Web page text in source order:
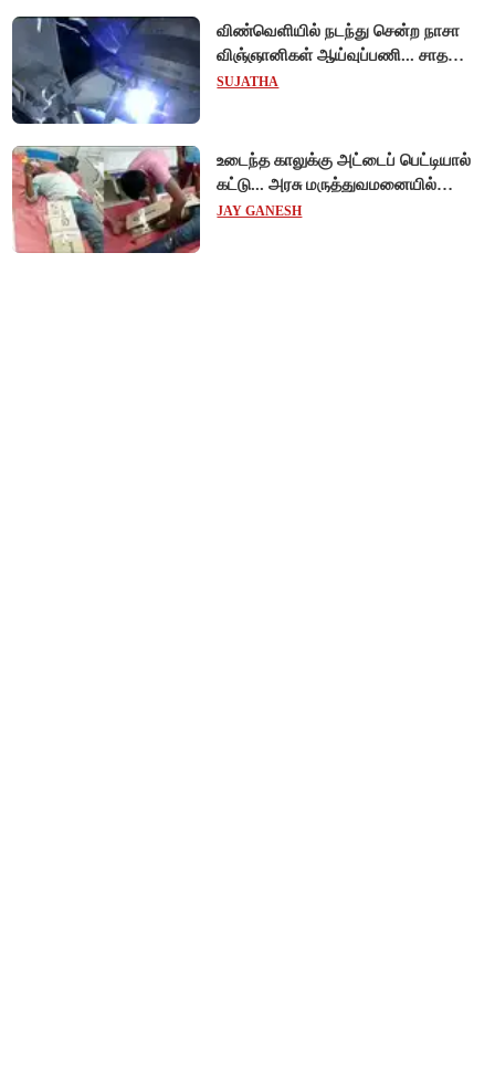
விண்வெளியில் நடந்து சென்ற நாசா
விஞ்ஞானிகள் ஆய்வுப்பணி... சாதனை
!
SUJATHA
உடைந்த காலுக்கு அட்டைப் பெட்டியால்
கட்டு... அரசு மருத்துவமனையில்
விநோத சிகிச்சை... அதிர்ச்சி வீடியோ!
JAY GANESH